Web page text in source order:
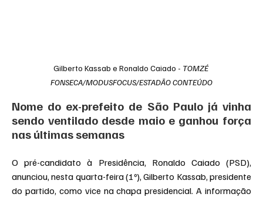
Gilberto Kassab e Ronaldo Caiado - TOMZÉ
FONSECA/MODUSFOCUS/ESTADÃO CONTEÚDO
Nome do ex-prefeito de São Paulo já vinha
sendo ventilado desde maio e ganhou força
nas últimas semanas
O pré-candidato à Presidência, Ronaldo Caiado (PSD),
anunciou, nesta quarta-feira (1º), Gilberto Kassab, presidente
do partido, como vice na chapa presidencial. A informação